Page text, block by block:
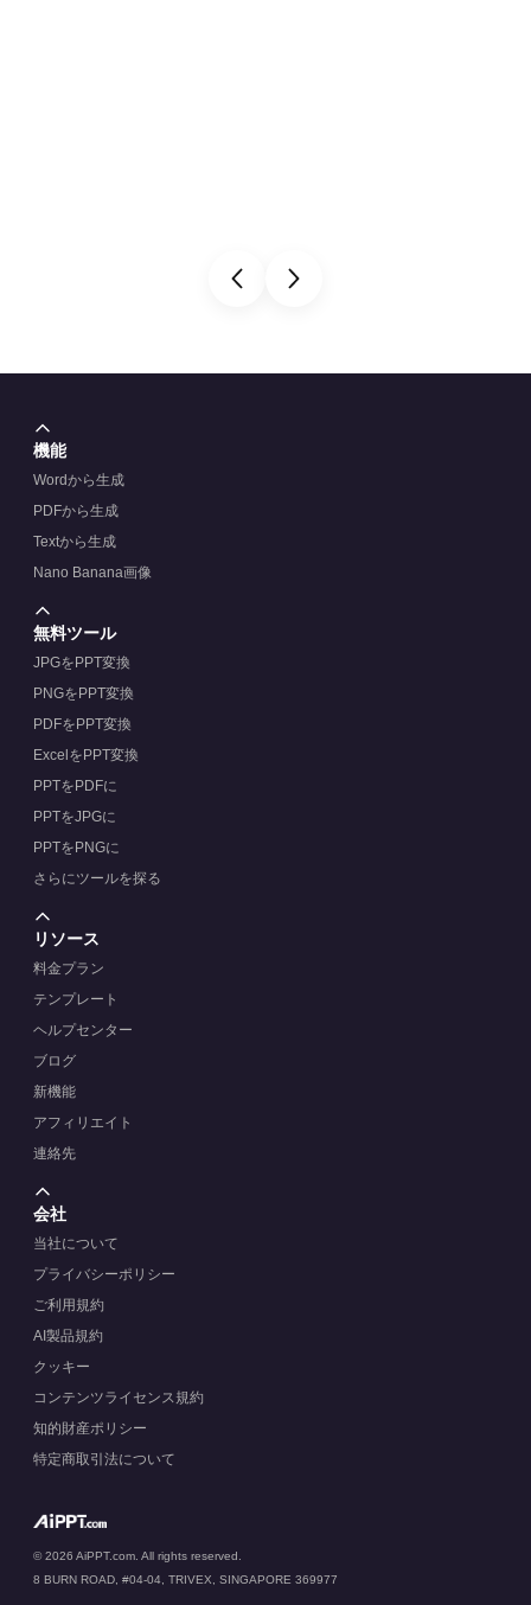
機能
Wordから生成
PDFから生成
Textから生成
Nano Banana画像
無料ツール
JPGをPPT変換
PNGをPPT変換
PDFをPPT変換
ExcelをPPT変換
PPTをPDFに
PPTをJPGに
PPTをPNGに
さらにツールを探る
リソース
料金プラン
テンプレート
ヘルプセンター
ブログ
新機能
アフィリエイト
連絡先
会社
当社について
プライバシーポリシー
ご利用規約
AI製品規約
クッキー
コンテンツライセンス規約
知的財産ポリシー
特定商取引法について
© 2026 AiPPT.com. All rights reserved.
8 BURN ROAD, #04-04, TRIVEX, SINGAPORE 369977